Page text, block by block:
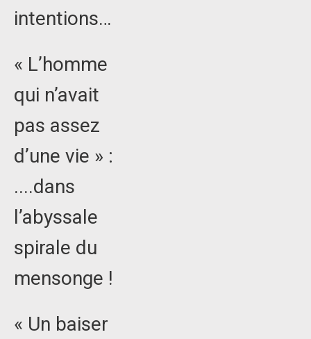
intentions…
« L’homme
qui n’avait
pas assez
d’une vie » :
....dans
l’abyssale
spirale du
mensonge !
« Un baiser